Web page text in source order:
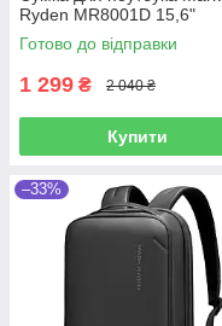
Ryden MR8001D 15,6"
Готово до відправки
1 299 ₴ 2 040 ₴
Купити
–33%